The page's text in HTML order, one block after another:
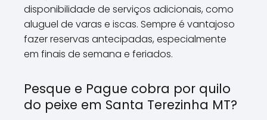
disponibilidade de serviços adicionais, como
aluguel de varas e iscas. Sempre é vantajoso
fazer reservas antecipadas, especialmente
em finais de semana e feriados.
Pesque e Pague cobra por quilo
do peixe em Santa Terezinha MT?